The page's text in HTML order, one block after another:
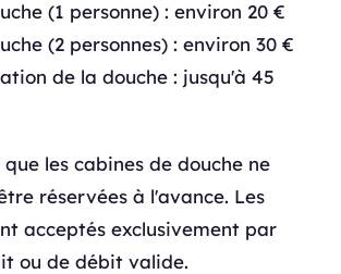
(1 personne) : environ 20 €
(2 personnes) : environ 30 €
de la douche : jusqu'à 45
les cabines de douche ne
réservées à l'avance. Les
acceptés exclusivement par
ou de débit valide.